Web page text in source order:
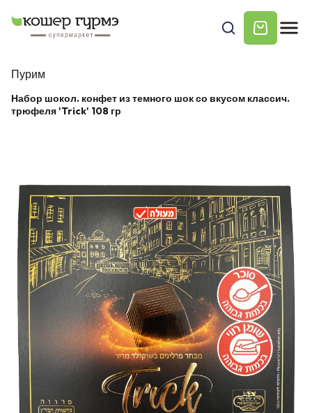
Пурим
Набор шокол. конфет из темного шок со вкусом классич.
трюфеля 'Trick' 108 гр